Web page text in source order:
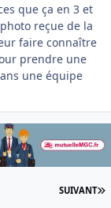
que ça en 3 et
reçue de la
faire connaître
prendre une
une équipe
SUIVANT